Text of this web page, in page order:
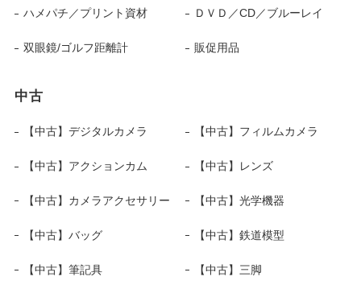
ハメパチ／プリント資材 ＤＶＤ／CD／ブルーレイ
双眼鏡/ゴルフ距離計 販促用品
中古
【中古】デジタルカメラ 【中古】フィルムカメラ
【中古】アクションカム 【中古】レンズ
【中古】カメラアクセサリー 【中古】光学機器
【中古】バッグ 【中古】鉄道模型
【中古】筆記具 【中古】三脚